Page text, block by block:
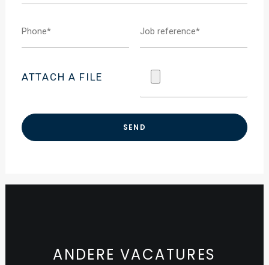
ATTACH A FILE
ANDERE VACATURES